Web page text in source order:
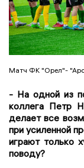
Матч ФК "Орел"-
- На одной из
коллега Петр
делает все
при усиленной
играют только
поводу?